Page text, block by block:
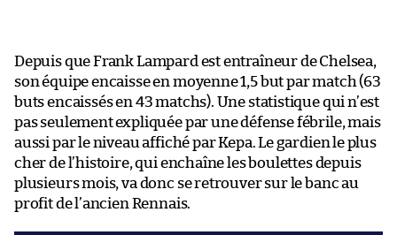
Depuis que Frank Lampard est entraîneur de Chelsea,
son équipe encaisse en moyenne 1,5 but par match (63
buts encaissés en 43 matchs). Une statistique qui n’est
pas seulement expliquée par une défense fébrile, mais
aussi par le niveau affiché par Kepa. Le gardien le plus
cher de l’histoire, qui enchaîne les boulettes depuis
plusieurs mois, va donc se retrouver sur le banc au
profit de l’ancien Rennais.